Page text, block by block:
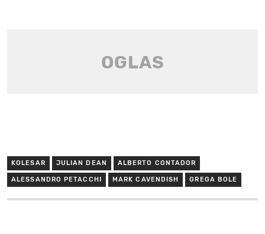
KOLESAR JULIAN DEAN ALBERTO CONTADOR
ALESSANDRO PETACCHI MARK CAVENDISH GREGA BOLE